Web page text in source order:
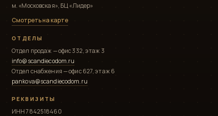
м. «Московская», БЦ «Лидер»
Смотреть на карте
ОТДЕЛЫ
Отдел продаж — офис 332, этаж 3
info@scandiecodom.ru
Отдел снабжения — офис 627, этаж 6
pankova@scandiecodom.ru
РЕКВИЗИТЫ
ИНН 7842518460